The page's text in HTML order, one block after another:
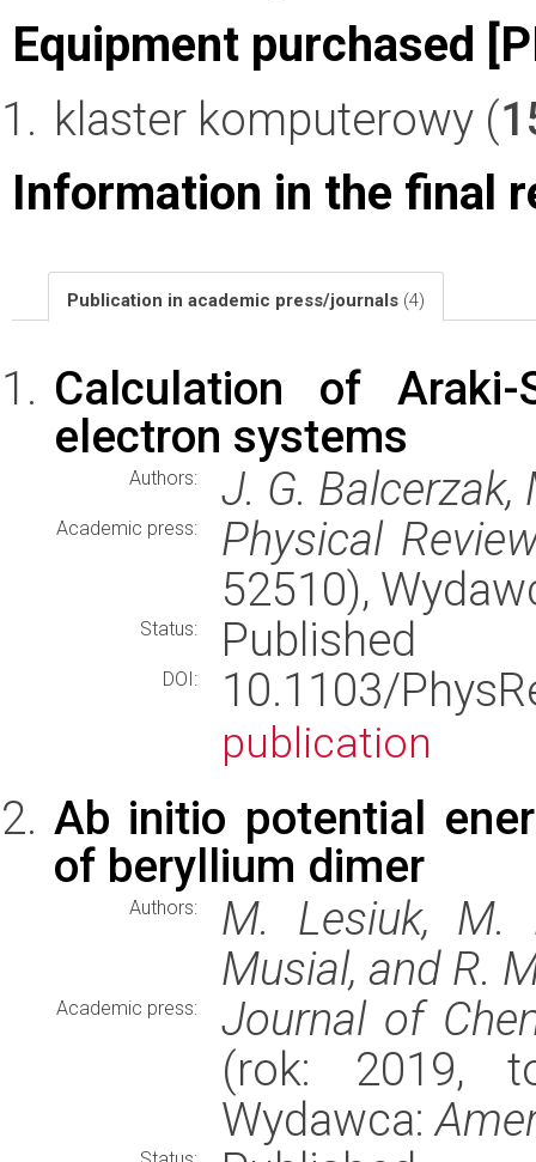
Equipment purchased
klaster komputerowy (
Information in the final
Publication in academic press/journals (4)
Calculation of
electron systems
Authors: J. G.
Academic press:
Physical
52510),
Status: Published
DOI: 10.1103/
publication
Ab initio potential
of beryllium dimer
Authors:
M. Lesiuk, M.
Musial, and R.
Academic press:
Journal of
(rok: 2019,
Wydawca: